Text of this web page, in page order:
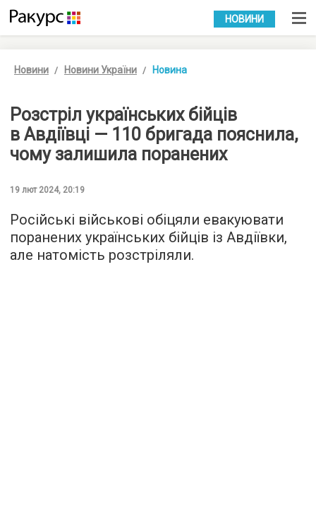
УКР РУС
НОВИНИ
Новини Новини України Новина
Розстріл українських бійців
в Авдіївці — 110 бригада пояснила,
чому залишила поранених
19 лют 2024, 20:19
Російські військові обіцяли евакуювати
поранених українських бійців із Авдіївки,
але натомість розстріляли.